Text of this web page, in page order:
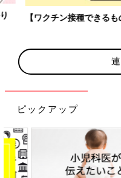
【ワクチン接種できるものも
ピックアップ